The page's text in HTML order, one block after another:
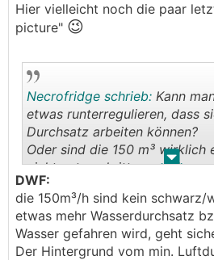
Hier vielleicht noch die paar
picture" 😉
. .
Necrofridge schrieb: Kann
etwas runterregulieren, dass
Durchsatz arbeiten können?
Oder sind die 150 m³ wirklich
nicht unterschritten werden
DWF:
die 150m³/h sind kein schwarz/
etwas mehr Wasserdurchsatz
Wasser gefahren wird, geht
Der Hintergrund vom min.